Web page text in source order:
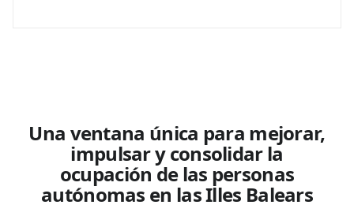
Una ventana única para mejorar,
impulsar y consolidar la
ocupación de las personas
autónomas en las Illes Balears